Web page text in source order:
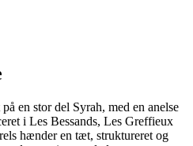
en stor del Syrah, med en anelse
i Les Bessands, Les Greffieux
hænder en tæt, struktureret og